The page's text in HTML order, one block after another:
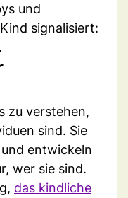
und
signalisiert:
zu verstehen,
sind. Sie
entwickeln
wer sie sind.
das kindliche